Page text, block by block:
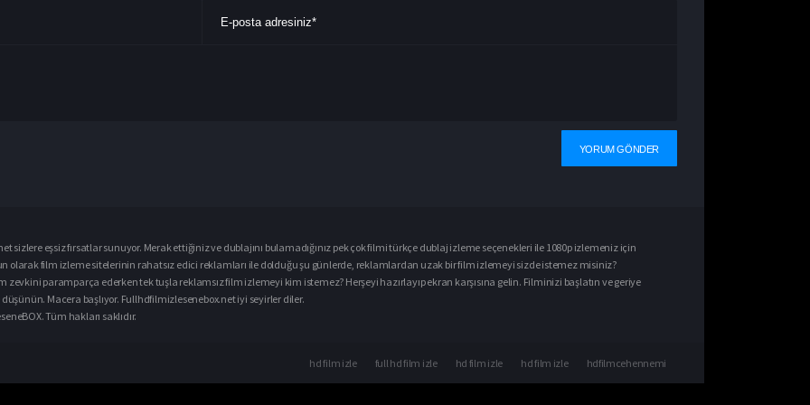
sizlere eşsiz fırsatlar sunuyor. Merak ettiğiniz ve dublajını bulamadığınız pek çok filmitürkçe dublaj izleme seçenekleri ile 1080p izlemeniz için
olarakfilm izleme sitelerinin rahatsız edici reklamları ile dolduğu şu günlerde, reklamlardan uzak bir film izlemeyi sizde istemez misiniz?
paramparça ederken tek tuşla reklamsız film izlemeyi kim istemez? Herşeyi hazırlayıp ekran karşısına gelin. Filminizi başlatın ve geriye
Macera başlıyor. Fullhdfilmizlesenebox.net iyi seyirler diler.
Tüm hakları saklıdır.
hd film izle full hd film izle hd film izle hd film izle hdfilmcehennemi